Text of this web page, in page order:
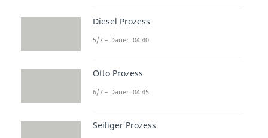
Diesel Prozess
5/7 – Dauer: 04:40
Otto Prozess
6/7 – Dauer: 04:45
Seiliger Prozess